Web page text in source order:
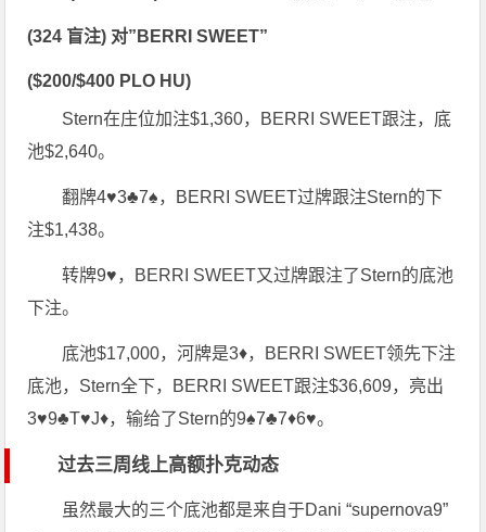
(324 盲注) 对”BERRI SWEET”
($200/$400 PLO HU)
Stern在庄位加注$1,360，BERRI SWEET跟注，底
池$2,640。
翻牌4♥3♣7♠，BERRI SWEET过牌跟注Stern的下
注$1,438。
转牌9♥，BERRI SWEET又过牌跟注了Stern的底池
下注。
底池$17,000，河牌是3♦，BERRI SWEET领先下注
底池，Stern全下，BERRI SWEET跟注$36,609，亮出
3♥9♣T♥J♦，输给了Stern的9♠7♣7♦6♥。
过去三周线上高额扑克动态
虽然最大的三个底池都是来自于Dani “supernova9”